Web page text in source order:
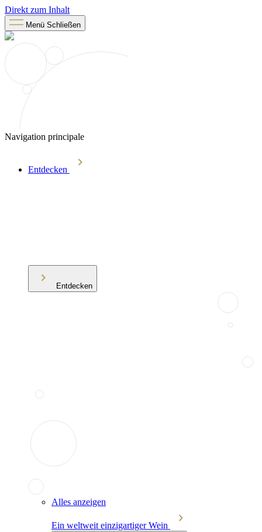
Direkt zum Inhalt
Menü Schließen
Navigation principale
Entdecken
Entdecken
Alles anzeigen
Ein weltweit einzigartiger Wein